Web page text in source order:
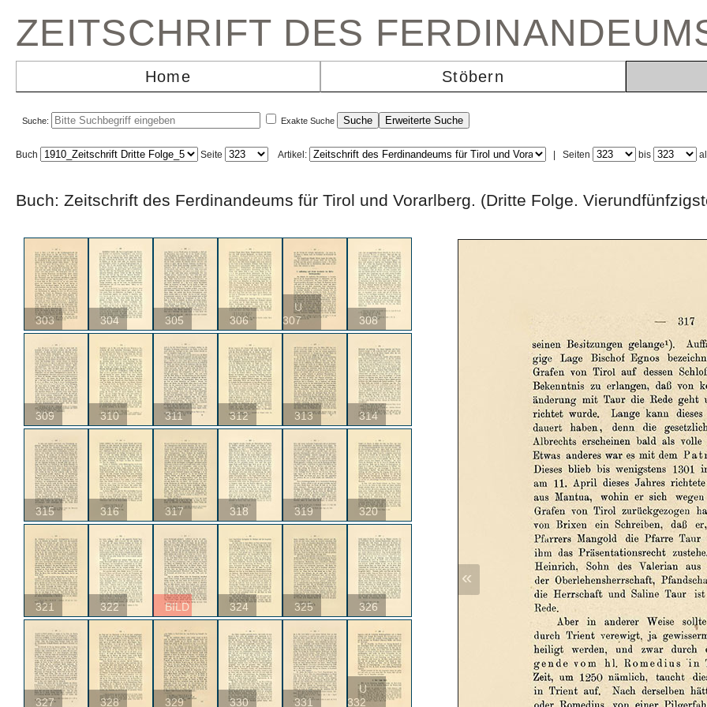
ZEITSCHRIFT DES
Home Stöbern
Suche: Exakte Suche
Buch Seite Artikel: Seiten bis
Buch: Zeitschrift des Ferdinandeums für Tirol und Vorarlberg. (Dritte Folge.
303 304 305 306
U
307
308
309 310 311 312 313 314
315 316 317 318 319 320
321 322 BILD 324 325 326
327 328 329 330 331
U
332
«